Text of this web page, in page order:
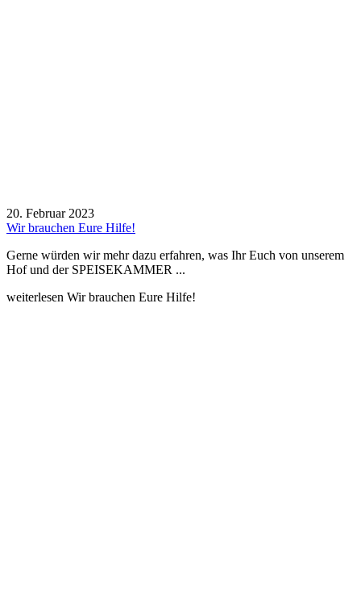
20. Februar 2023
Wir brauchen Eure Hilfe!
Gerne würden wir mehr dazu erfahren, was Ihr Euch von unserem
Hof und der SPEISEKAMMER ...
weiterlesen Wir brauchen Eure Hilfe!